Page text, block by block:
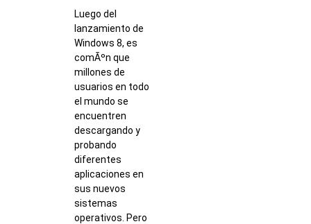
Luego del
lanzamiento de
Windows 8, es
comÃºn que
millones de
usuarios en todo
el mundo se
encuentren
descargando y
probando
diferentes
aplicaciones en
sus nuevos
sistemas
operativos. Pero